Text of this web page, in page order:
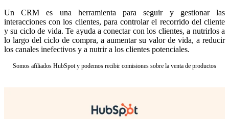
Un CRM es una herramienta para seguir y gestionar las
interacciones con los clientes, para controlar el recorrido del cliente
y su ciclo de vida. Te ayuda a conectar con los clientes, a nutrirlos a
lo largo del ciclo de compra, a aumentar su valor de vida, a reducir
los canales inefectivos y a nutrir a los clientes potenciales.
Somos afiliados HubSpot y podemos recibir comisiones sobre la venta de productos